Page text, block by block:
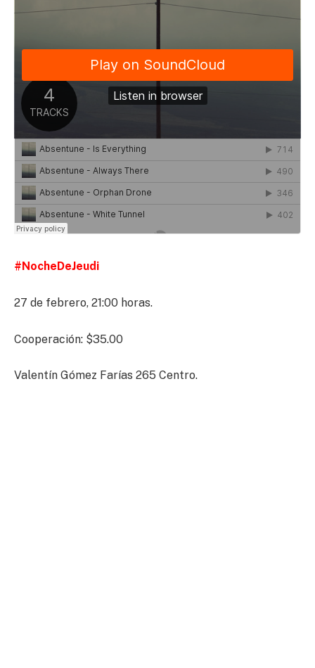
#NocheDeJeudi
27 de febrero, 21:00 horas.
Cooperación: $35.00
Valentín Gómez Farías 265 Centro.